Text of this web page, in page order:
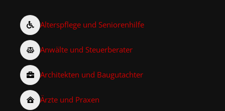
Alterspflege und Seniorenhilfe
Anwälte und Steuerberater
Architekten und Baugutachter
Ärzte und Praxen